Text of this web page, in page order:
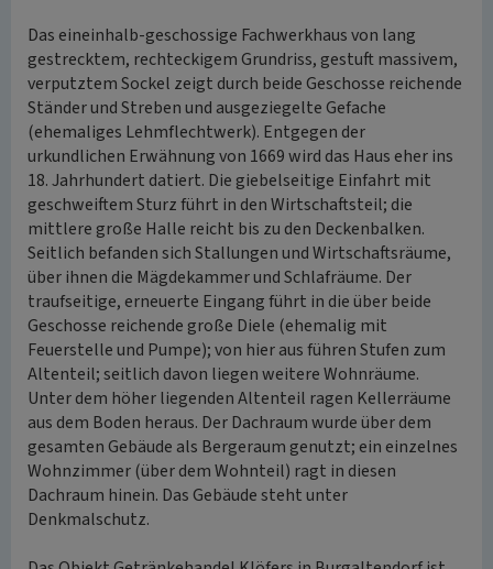
Das eineinhalb-geschossige Fachwerkhaus von lang
gestrecktem, rechteckigem Grundriss, gestuft massivem,
verputztem Sockel zeigt durch beide Geschosse reichende
Ständer und Streben und ausgeziegelte Gefache
(ehemaliges Lehmflechtwerk). Entgegen der
urkundlichen Erwähnung von 1669 wird das Haus eher ins
18. Jahrhundert datiert. Die giebelseitige Einfahrt mit
geschweiftem Sturz führt in den Wirtschaftsteil; die
mittlere große Halle reicht bis zu den Deckenbalken.
Seitlich befanden sich Stallungen und Wirtschaftsräume,
über ihnen die Mägdekammer und Schlafräume. Der
traufseitige, erneuerte Eingang führt in die über beide
Geschosse reichende große Diele (ehemalig mit
Feuerstelle und Pumpe); von hier aus führen Stufen zum
Altenteil; seitlich davon liegen weitere Wohnräume.
Unter dem höher liegenden Altenteil ragen Kellerräume
aus dem Boden heraus. Der Dachraum wurde über dem
gesamten Gebäude als Bergeraum genutzt; ein einzelnes
Wohnzimmer (über dem Wohnteil) ragt in diesen
Dachraum hinein. Das Gebäude steht unter
Denkmalschutz.